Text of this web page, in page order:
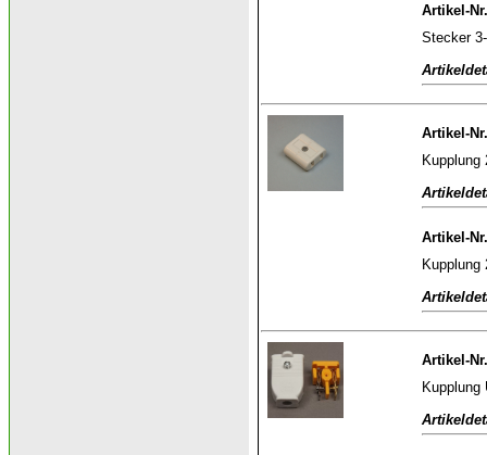
Artikel-
Stecker
Artikel-
Artikel-
Artikel-